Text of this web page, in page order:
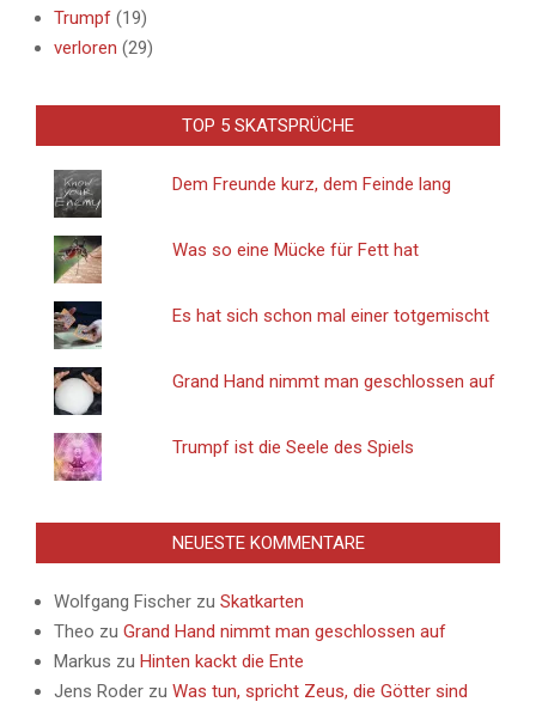
Trumpf (19)
verloren (29)
TOP 5 SKATSPRÜCHE
Dem Freunde kurz, dem Feinde lang
Was so eine Mücke für Fett hat
Es hat sich schon mal einer totgemischt
Grand Hand nimmt man geschlossen auf
Trumpf ist die Seele des Spiels
NEUESTE KOMMENTARE
Wolfgang Fischer zu Skatkarten
Theo zu Grand Hand nimmt man geschlossen auf
Markus zu Hinten kackt die Ente
Jens Roder zu Was tun, spricht Zeus, die Götter sind